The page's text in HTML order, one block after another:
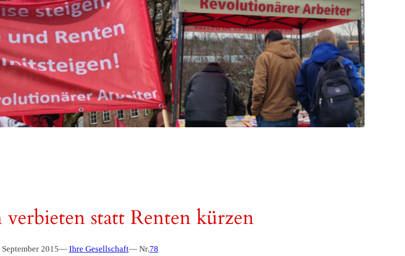
verbieten statt Renten kürzen
September 2015— Ihre Gesellschaft— Nr.78